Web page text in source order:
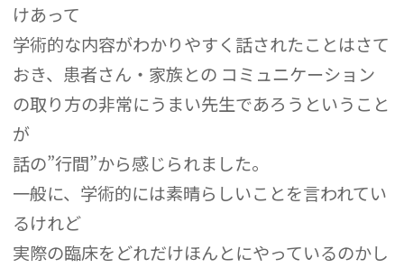
けあって
学術的な内容がわかりやすく話されたことはさて
おき、患者さん・家族との コミュニケーション
の取り方の非常にうまい先生であろうということ
が
話の”行間”から感じられました。
一般に、学術的には素晴らしいことを言われてい
るけれど
実際の臨床をどれだけほんとにやっているのかし